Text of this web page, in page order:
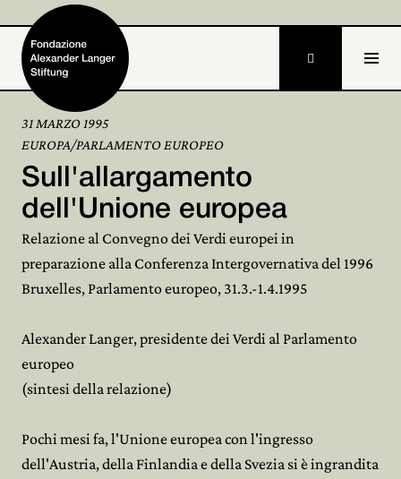
Home
Fondazione
Attività e progetti
Partecipa

31 MARZO 1995
EUROPA/PARLAMENTO EUROPEO
Sull'allargamento
dell'Unione europea
Relazione al Convegno dei Verdi europei in
preparazione alla Conferenza Intergovernativa del 1996
Bruxelles, Parlamento europeo, 31.3.-1.4.1995
Alexander Langer, presidente dei Verdi al Parlamento
europeo
(sintesi della relazione)
Pochi mesi fa, l'Unione europea con l'ingresso
dell'Austria, della Finlandia e della Svezia si è ingrandita